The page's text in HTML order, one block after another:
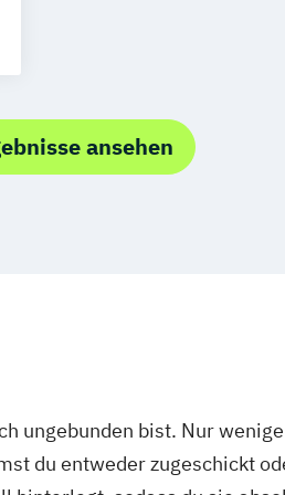
ansehen
ungebunden bist. Nur
du entweder zugeschickt